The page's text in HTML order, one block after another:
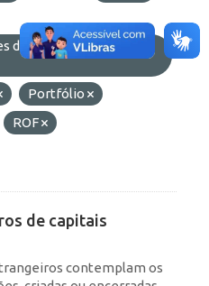
de Dados (ODbL) do
Portfólio
ROF
de capitais
contemplam os